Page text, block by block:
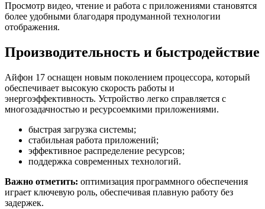
Просмотр видео, чтение и работа с приложениями становятся
более удобными благодаря продуманной технологии
отображения.
Производительность и быстродействие
Айфон 17 оснащен новым поколением процессора, который
обеспечивает высокую скорость работы и
энергоэффективность. Устройство легко справляется с
многозадачностью и ресурсоемкими приложениями.
быстрая загрузка системы;
стабильная работа приложений;
эффективное распределение ресурсов;
поддержка современных технологий.
Важно отметить: оптимизация программного обеспечения
играет ключевую роль, обеспечивая плавную работу без
задержек.